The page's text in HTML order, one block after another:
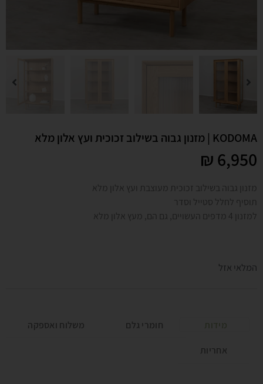
KODOMA | מזנון גבוה בשילוב זכוכית ועץ אלון מלא
₪ 6,950
מזנון גבוה בשילוב זכוכית מעוצבת ועץ אלון מלא
תוסיף לחלל סטייל וסדר
למזנון 4 מדפים העשויים, גם הם, מעץ אלון מלא
המלאי אזל
מידות חומרי גלם משלוח ואספקה
אחריות